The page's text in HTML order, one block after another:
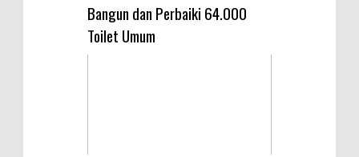
Bangun dan Perbaiki 64.000
Toilet Umum